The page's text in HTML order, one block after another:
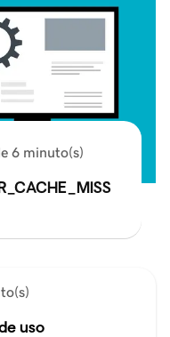
6 minuto(s)
uso